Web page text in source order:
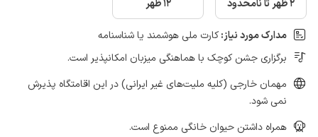
2 ظهر تا نامحدود 12 ظهر
مدارک مورد نیاز:کارت ملی هوشمند یا شناسنامه
برگزاری جشن کوچک با هماهنگی میزبان امکانپذیر است.
مهمان خارجی (کلیه ملیت‌های غیر ایرانی) در این اقامتگاه پذیرش
نمی شود.
همراه داشتن حیوان خانگی ممنوع است.